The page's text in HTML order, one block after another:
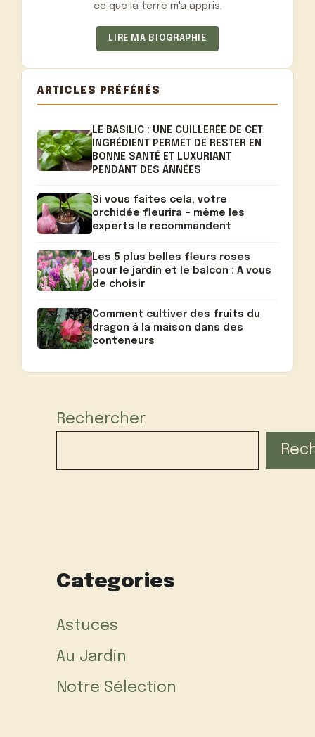
ce que la terre m'a appris.
LIRE MA BIOGRAPHIE
ARTICLES PRÉFÉRÉS
LE BASILIC : UNE CUILLERÉE DE CET
INGRÉDIENT PERMET DE RESTER EN
BONNE SANTÉ ET LUXURIANT
PENDANT DES ANNÉES
Si vous faites cela, votre
orchidée fleurira – même les
experts le recommandent
Les 5 plus belles fleurs roses
pour le jardin et le balcon : A vous
de choisir
Comment cultiver des fruits du
dragon à la maison dans des
conteneurs
Rechercher
Categories
Astuces
Au Jardin
Notre Sélection